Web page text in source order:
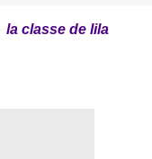
la classe de lila